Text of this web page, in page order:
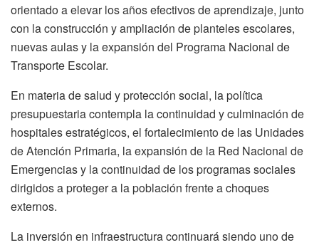
orientado a elevar los años efectivos de aprendizaje, junto
con la construcción y ampliación de planteles escolares,
nuevas aulas y la expansión del Programa Nacional de
Transporte Escolar.
En materia de salud y protección social, la política
presupuestaria contempla la continuidad y culminación de
hospitales estratégicos, el fortalecimiento de las Unidades
de Atención Primaria, la expansión de la Red Nacional de
Emergencias y la continuidad de los programas sociales
dirigidos a proteger a la población frente a choques
externos.
La inversión en infraestructura continuará siendo uno de